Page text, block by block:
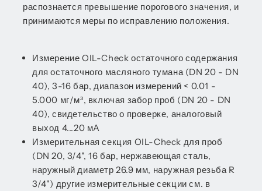
распознается превышение порогового значения, и
принимаются меры по исправлению положения.
Измерение OIL-Check остаточного содержания
для остаточного масляного тумана (DN 20 - DN
40), 3-16 бар, диапазон измерений < 0.01 -
5.000 мг/м³, включая забор проб (DN 20 - DN
40), свидетельство о проверке, аналоговый
выход 4...20 мA
Измерительная секция OIL-Check для проб
(DN 20, 3/4", 16 бар, нержавеющая сталь,
наружный диаметр 26.9 мм, наружная резьба R
3/4") другие измерительные секции см. в